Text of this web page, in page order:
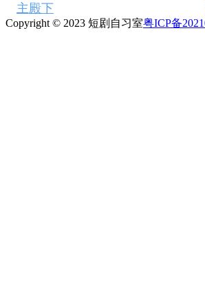
主殿下
Copyright © 2023 短剧自习室粤ICP备